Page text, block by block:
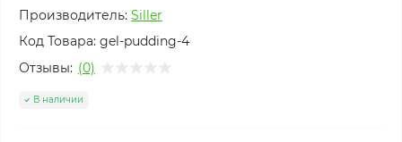
Производитель: Siller
Код Товара: gel-pudding-4
Отзывы: (0)
В наличии